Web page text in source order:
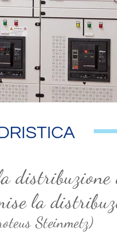
distribuzione
la
Steinmetz)